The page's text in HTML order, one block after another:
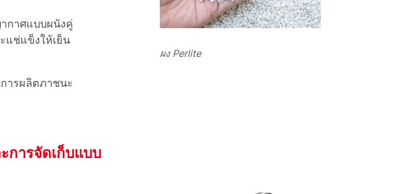
กาศแบบผนังคู่
แช่แข็งให้เย็น
ารผลิตภาชนะ
ผง Perlite
การจัดเก็บแบบ